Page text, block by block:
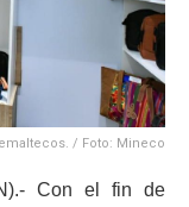
/ Foto: Mineco
Con el fin de